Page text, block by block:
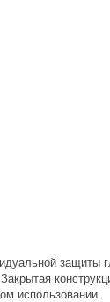
защиты
использовании.